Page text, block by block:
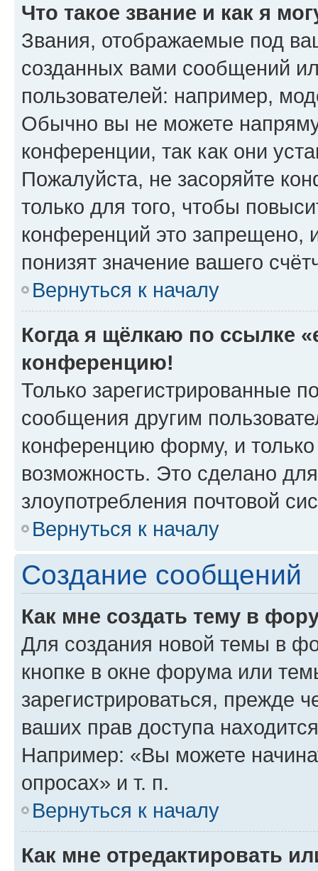
Что такое звание и как я
Звания, отображаемые под
созданных вами сообщений
пользователей: например,
Обычно вы не можете
конференции, так как они
Пожалуйста, не засоряйте
только для того, чтобы
конференций это запрещено,
понизят значение вашего
Вернуться к началу
Когда я щёлкаю по ссылке
конференцию!
Только зарегистрированные
сообщения другим
конференцию форму, и
возможность. Это сделано
злоупотребления почтовой
Вернуться к началу
Создание сообщений
Как мне создать тему в
Для создания новой темы в
кнопке в окне форума или
зарегистрироваться, прежде
ваших прав доступа
Например: «Вы можете
опросах» и т. п.
Вернуться к началу
Как мне отредактировать